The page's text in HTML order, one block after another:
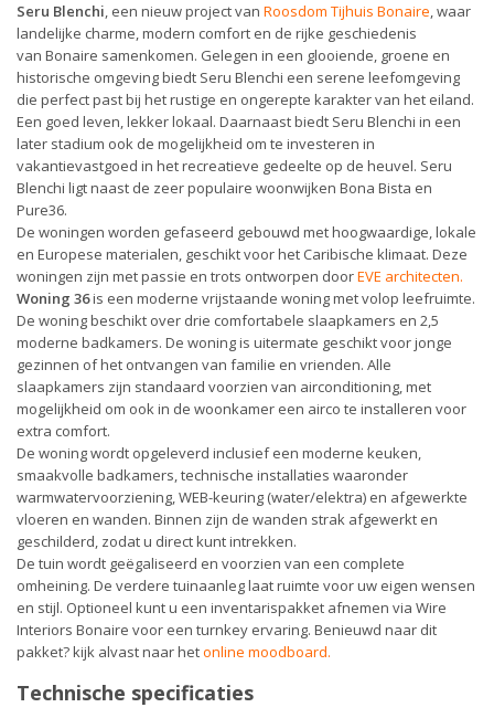
Seru Blenchi, een nieuw project van Roosdom Tijhuis Bonaire, waar
landelijke charme, modern comfort en de rijke geschiedenis
van Bonaire samenkomen. Gelegen in een glooiende, groene en
historische omgeving biedt Seru Blenchi een serene leefomgeving
die perfect past bij het rustige en ongerepte karakter van het eiland.
Een goed leven, lekker lokaal. Daarnaast biedt Seru Blenchi in een
later stadium ook de mogelijkheid om te investeren in
vakantievastgoed in het recreatieve gedeelte op de heuvel. Seru
Blenchi ligt naast de zeer populaire woonwijken Bona Bista en
Pure36.
De woningen worden gefaseerd gebouwd met hoogwaardige, lokale
en Europese materialen, geschikt voor het Caribische klimaat. Deze
woningen zijn met passie en trots ontworpen doorEVE architecten.
Woning 36is een moderne vrijstaande woning met volop leefruimte.
De woning beschikt over drie comfortabele slaapkamers en 2,5
moderne badkamers. De woning is uitermate geschikt voor jonge
gezinnen of het ontvangen van familie en vrienden. Alle
slaapkamers zijn standaard voorzien van airconditioning, met
mogelijkheid om ook in de woonkamer een airco te installeren voor
extra comfort.
De woning wordt opgeleverd inclusief een moderne keuken,
smaakvolle badkamers, technische installaties waaronder
warmwatervoorziening, WEB-keuring (water/elektra) en afgewerkte
vloeren en wanden. Binnen zijn de wanden strak afgewerkt en
geschilderd, zodat u direct kunt intrekken.
De tuin wordt geëgaliseerd en voorzien van een complete
omheining. De verdere tuinaanleg laat ruimte voor uw eigen wensen
en stijl. Optioneel kunt u een inventarispakket afnemen via Wire
Interiors Bonaire voor een turnkey ervaring. Benieuwd naar dit
pakket? kijk alvast naar hetonline moodboard.
Technische specificaties